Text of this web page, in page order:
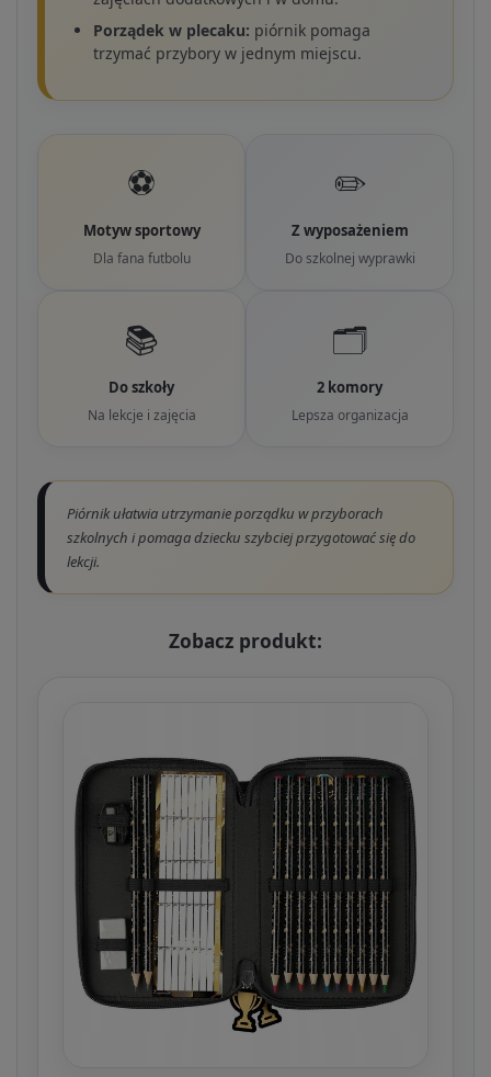
Porządek w plecaku: piórnik pomaga
trzymać przybory w jednym miejscu.
⚽
Motyw sportowy
Dla fana futbolu
✏️
Z wyposażeniem
Do szkolnej wyprawki
📚
Do szkoły
Na lekcje i zajęcia
🗂️
2 komory
Lepsza organizacja
Piórnik ułatwia utrzymanie porządku w przyborach
szkolnych i pomaga dziecku szybciej przygotować się do
lekcji.
Zobacz produkt: